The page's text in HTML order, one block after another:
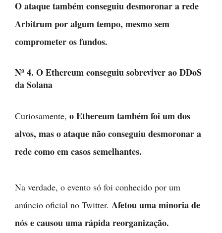
O ataque também conseguiu desmoronar a rede
Arbitrum por algum tempo, mesmo sem
comprometer os fundos.
Nº 4. O Ethereum conseguiu sobreviver ao DDoS
da Solana
Curiosamente, o Ethereum também foi um dos
alvos, mas o ataque não conseguiu desmoronar a
rede como em casos semelhantes.
Na verdade, o evento só foi conhecido por um
anúncio oficial no Twitter. Afetou uma minoria de
nós e causou uma rápida reorganização.